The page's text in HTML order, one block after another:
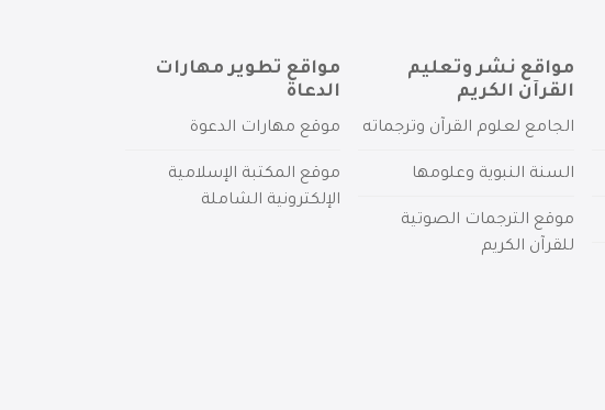
مواقع نشر وتعليم
القرآن الكريم
الجامع لعلوم القرآن وترجماته
السنة النبوية وعلومها
موقع الترجمات الصوتية
للقرآن الكريم
مواقع تطوير مهارات
الدعاة
موقع مهارات الدعوة
موقع المكتبة الإسلامية
الإلكترونية الشاملة